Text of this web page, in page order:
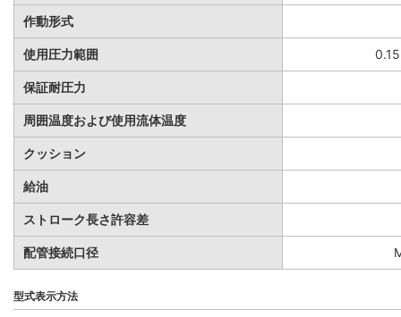
作動形式
使用圧力範囲
保証耐圧力
周囲温度および使用流体温度
クッション
給油
ストローク長さ許容差
配管接続口径
型式表示方法